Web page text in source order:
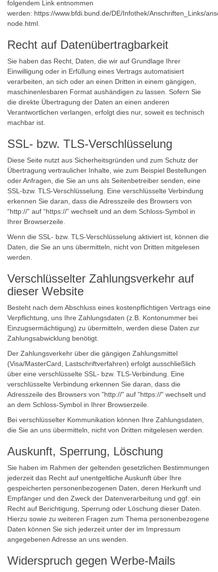
folgendem Link entnommen
werden: https://www.bfdi.bund.de/DE/Infothek/Anschriften_Links/
node.html
Recht auf Datenübertragbarkeit
Sie haben das Recht, Daten, die wir auf Grundlage Ihrer
Einwilligung oder in Erfüllung eines Vertrags automatisiert
verarbeiten, an sich oder an einen Dritten in einem gängigen,
maschinenlesbaren Format aushändigen zu lassen. Sofern Sie
die direkte Übertragung der Daten an einen anderen
Verantwortlichen verlangen, erfolgt dies nur, soweit es technisch
machbar ist.
SSL- bzw. TLS-Verschlüsselung
Diese Seite nutzt aus Sicherheitsgründen und zum Schutz der
Übertragung vertraulicher Inhalte, wie zum Beispiel Bestellungen
oder Anfragen, die Sie an uns als Seitenbetreiber senden, eine
SSL-bzw. TLS-Verschlüsselung. Eine verschlüsselte Verbindung
erkennen Sie daran, dass die Adresszeile des Browsers von
“http://” auf “https://” wechselt und an dem Schloss-Symbol in
Ihrer Browserzeile.
Wenn die SSL- bzw. TLS-Verschlüsselung aktiviert ist, können die
Daten, die Sie an uns übermitteln, nicht von Dritten mitgelesen
werden.
Verschlüsselter Zahlungsverkehr auf
dieser Website
Besteht nach dem Abschluss eines kostenpflichtigen Vertrags eine
Verpflichtung, uns Ihre Zahlungsdaten (z.B. Kontonummer bei
Einzugsermächtigung) zu übermitteln, werden diese Daten zur
Zahlungsabwicklung benötigt.
Der Zahlungsverkehr über die gängigen Zahlungsmittel
(Visa/MasterCard, Lastschriftverfahren) erfolgt ausschließlich
über eine verschlüsselte SSL- bzw. TLS-Verbindung. Eine
verschlüsselte Verbindung erkennen Sie daran, dass die
Adresszeile des Browsers von "http://" auf "https://" wechselt und
an dem Schloss-Symbol in Ihrer Browserzeile.
Bei verschlüsselter Kommunikation können Ihre Zahlungsdaten,
die Sie an uns übermitteln, nicht von Dritten mitgelesen werden.
Auskunft, Sperrung, Löschung
Sie haben im Rahmen der geltenden gesetzlichen Bestimmungen
jederzeit das Recht auf unentgeltliche Auskunft über Ihre
gespeicherten personenbezogenen Daten, deren Herkunft und
Empfänger und den Zweck der Datenverarbeitung und ggf. ein
Recht auf Berichtigung, Sperrung oder Löschung dieser Daten.
Hierzu sowie zu weiteren Fragen zum Thema personenbezogene
Daten können Sie sich jederzeit unter der im Impressum
angegebenen Adresse an uns wenden.
Widerspruch gegen Werbe-Mails